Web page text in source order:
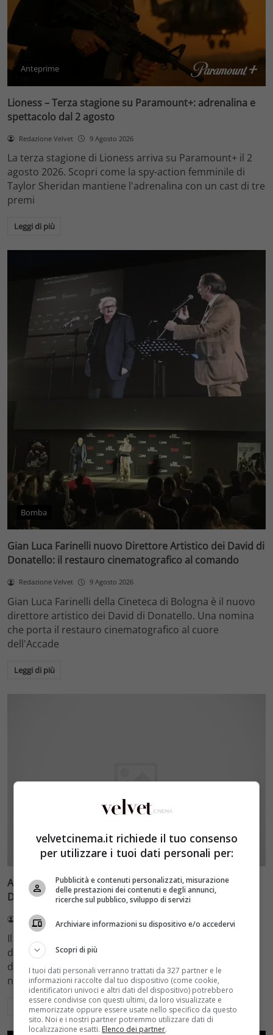
Anteprime
Lioness – Terza stagione su Paramount+: adrenalina e
spettacolo dal 2 agosto
Redazione Velvet 9 Agosto 2026
La terza stagione di Lioness arriva su Paramount+ il 2
agosto 2026. Scopri come la spy-action femminile di
Taylor Sheridan mantiene l'adrenalina con un cast di tre
premi
Leggi di più
Bomba
Gian Luca Farinelli nuovo Direttore Artistico dei David di
Donatello: il restauro cinematografico al comando
Redazione Velvet 9 Agosto 2026
Gian Luca Farinelli della Cineteca di Bologna è il nuovo
direttore artistico dei David di Donatello. Una nomina
che porta il restauro cinematografico al cuore
dell'Accade
Leggi di più
Bomba
Avengers: Doomsday, il concept art svela Dottor
Destino di Robert Downey Jr. e gli X-Men dell’MCU
Redazione Velvet 5 Agosto 2026
Il concept art ufficiale di Avengers: Doomsday rivela il
design della maschera di Dottor Destino interpretato
da Robert Downey Jr. e i primi dettagli degli X-Men
nell'MCU
Leggi di più
velvetcinema.it richiede il tuo consenso
per utilizzare i tuoi dati personali per:
Pubblicità e contenuti personalizzati, misurazione
delle prestazioni dei contenuti e degli annunci,
ricerche sul pubblico, sviluppo di servizi
Archiviare informazioni su dispositivo e/o accedervi
Scopri di più
I tuoi dati personali verranno trattati da 327 partner e le
informazioni raccolte dal tuo dispositivo (come cookie,
identificatori univoci e altri dati del dispositivo) potrebbero
essere condivise con questi ultimi, da loro visualizzate e
memorizzate oppure essere usate nello specifico da questo
sito. Noi e i nostri partner potremmo utilizzare dati di
localizzazione esatti. Elenco dei partner.